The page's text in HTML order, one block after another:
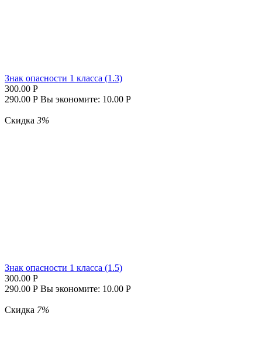
Знак опасности 1 класса (1.3)
300.00 Р
290.00 Р Вы экономите: 10.00 Р
Скидка 3%
Знак опасности 1 класса (1.5)
300.00 Р
290.00 Р Вы экономите: 10.00 Р
Скидка 7%